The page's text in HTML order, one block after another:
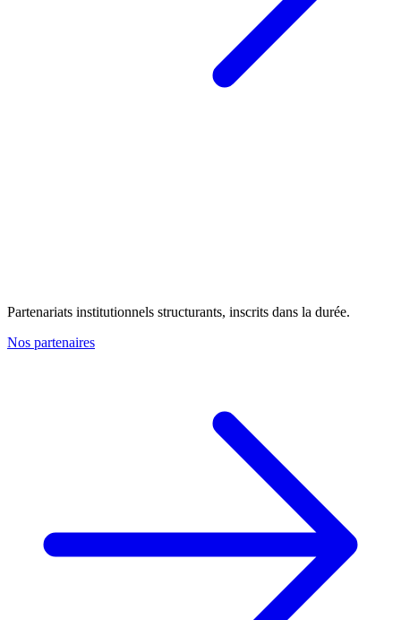
Partenariats institutionnels structurants, inscrits dans la durée.
Nos partenaires